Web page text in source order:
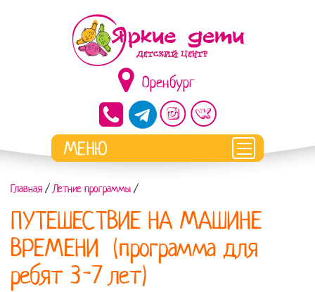
Оренбург
Главная /Летние программы /
ПУТЕШЕСТВИЕ НА МАШИНЕ
ВРЕМЕНИ (программа для
ребят 3-7 лет)